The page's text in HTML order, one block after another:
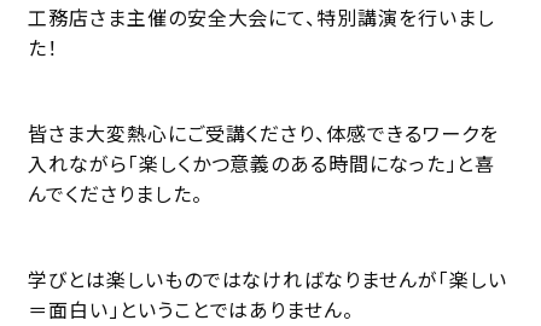
工務店さま主催の安全大会にて、特別講演を行いまし
た！
皆さま大変熱心にご受講くださり、体感できるワークを
入れながら「楽しくかつ意義のある時間になった」と喜
んでくださりました。
学びとは楽しいものではなければなりませんが「楽しい
＝面白い」ということではありません。